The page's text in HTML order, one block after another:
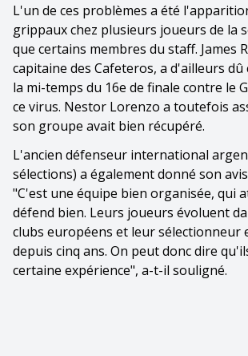
L'un de ces problèmes a été
grippaux chez plusieurs joueurs de la
que certains membres du staff. James
capitaine des Cafeteros, a d'ailleurs dû
la mi-temps du 16e de finale contre le
ce virus. Nestor Lorenzo a toutefois
son groupe avait bien récupéré.
L'ancien défenseur international
sélections) a également donné son
"C'est une équipe bien organisée, qui
défend bien. Leurs joueurs évoluent
clubs européens et leur sélectionneur
depuis cinq ans. On peut donc dire
certaine expérience", a-t-il souligné.